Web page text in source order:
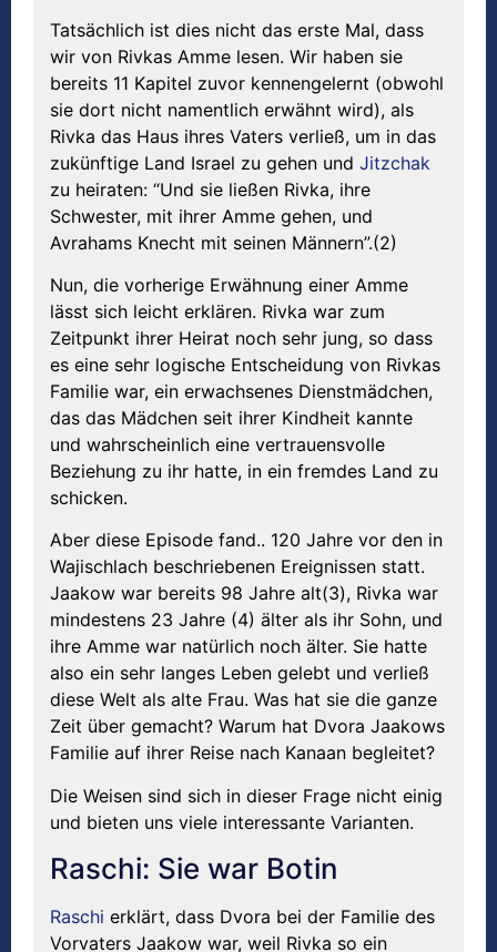
Tatsächlich ist dies nicht das erste Mal, dass
wir von Rivkas Amme lesen. Wir haben sie
bereits 11 Kapitel zuvor kennengelernt (obwohl
sie dort nicht namentlich erwähnt wird), als
Rivka das Haus ihres Vaters verließ, um in das
zukünftige Land Israel zu gehen und Jitzchak
zu heiraten: “Und sie ließen Rivka, ihre
Schwester, mit ihrer Amme gehen, und
Avrahams Knecht mit seinen Männern”.(2)
Nun, die vorherige Erwähnung einer Amme
lässt sich leicht erklären. Rivka war zum
Zeitpunkt ihrer Heirat noch sehr jung, so dass
es eine sehr logische Entscheidung von Rivkas
Familie war, ein erwachsenes Dienstmädchen,
das das Mädchen seit ihrer Kindheit kannte
und wahrscheinlich eine vertrauensvolle
Beziehung zu ihr hatte, in ein fremdes Land zu
schicken.
Aber diese Episode fand.. 120 Jahre vor den in
Wajischlach beschriebenen Ereignissen statt.
Jaakow war bereits 98 Jahre alt(3), Rivka war
mindestens 23 Jahre (4) älter als ihr Sohn, und
ihre Amme war natürlich noch älter. Sie hatte
also ein sehr langes Leben gelebt und verließ
diese Welt als alte Frau. Was hat sie die ganze
Zeit über gemacht? Warum hat Dvora Jaakows
Familie auf ihrer Reise nach Kanaan begleitet?
Die Weisen sind sich in dieser Frage nicht einig
und bieten uns viele interessante Varianten.
Raschi: Sie war Botin
Raschi erklärt, dass Dvora bei der Familie des
Vorvaters Jaakow war, weil Rivka so ein